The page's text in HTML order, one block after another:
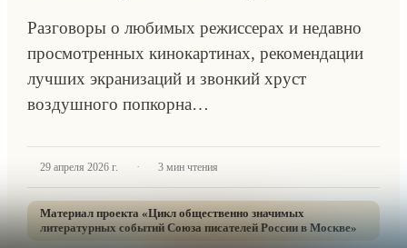
Разговоры о любимых режиссерах и недавно
просмотренных кинокартинах, рекомендации
лучших экранизаций и звонкий хруст
воздушного попкорна…
29 апреля 2026 г. · 3 мин чтения
Материал проекта «Цикл общественно значимых
литературных событий Союза писателей России в Москве»